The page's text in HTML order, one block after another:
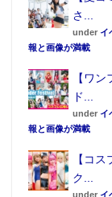
さ...
under イ
報と画像が満載
【ワ
ド...
under イ
報と画像が満載
【コ
ク...
under イ